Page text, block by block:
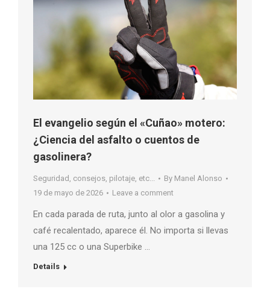
El evangelio según el «Cuñao» motero:
¿Ciencia del asfalto o cuentos de
gasolinera?
Seguridad, consejos, pilotaje, etc... By Manel Alonso
19 de mayo de 2026
Leave a comment
En cada parada de ruta, junto al olor a gasolina y
café recalentado, aparece él. No importa si llevas
una 125 cc o una Superbike …
Details